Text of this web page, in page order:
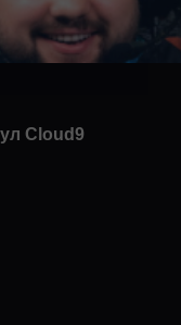
Cloud9